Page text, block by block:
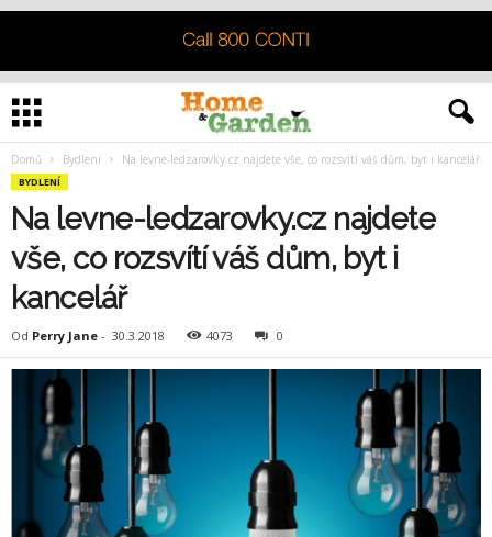
Domů Bydlení Na levne-ledzarovky.cz najdete vše, co rozsvítí váš dům, byt i kancelář
BYDLENÍ
Na levne-ledzarovky.cz najdete
vše, co rozsvítí váš dům, byt i
kancelář
Od Perry Jane - 30.3.2018 4073 0